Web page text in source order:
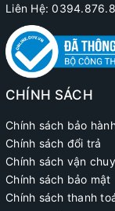
Liên Hệ:
CHÍNH SÁCH
Chính sách bảo
Chính sách đổi trả
Chính sách vận
Chính sách bảo mật
Chính sách thanh